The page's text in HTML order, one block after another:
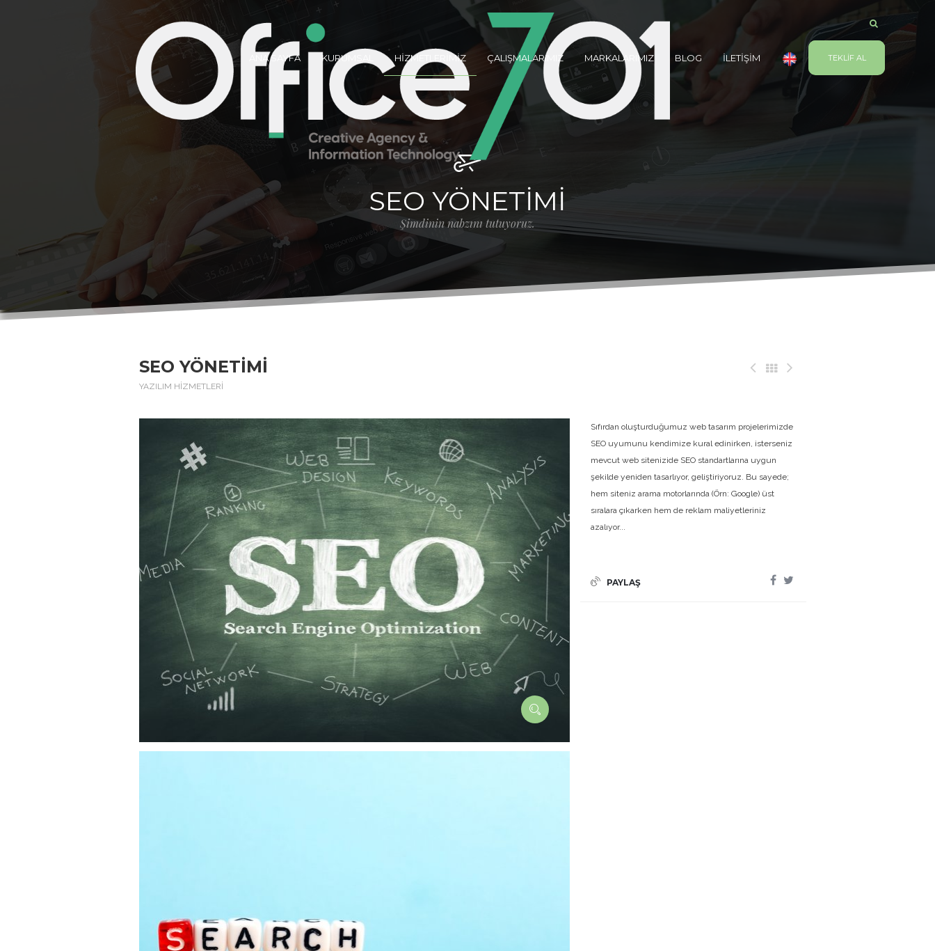
ANA SAYFA KURUMSAL HİZMETLERİMİZ ÇALIŞMALARIMIZ MARKALARIMIZ BLOG İLETİŞİM TEKLİF AL
SEO YÖNETİMİ
Şimdinin nabzını tutuyoruz.
SEO YÖNETİMİ
YAZILIM HİZMETLERİ
Sıfırdan oluşturduğumuz web tasarım projelerimizde
SEO uyumunu kendimize kural edinirken, isterseniz
mevcut web sitenizide SEO standartlarına uygun
şekilde yeniden tasarlıyor, geliştiriyoruz. Bu sayede;
hem siteniz arama motorlarında (Örn: Google) üst
sıralara çıkarken hem de reklam maliyetleriniz
azalıyor...
PAYLAŞ